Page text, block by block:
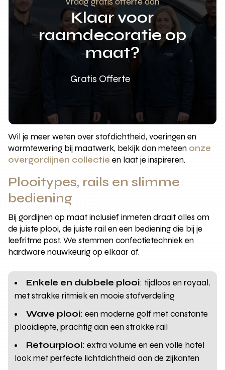
Klaar voor
raamdecoratie op
maat?
Gratis Offerte
Wil je meer weten over stofdichtheid, voeringen en
warmtewering bij maatwerk, bekijk dan meteen onze
overgordijnen collectie en laat je inspireren.
Plooitypes, rails en slimme
bediening
Bij gordijnen op maat inclusief inmeten draait alles om
de juiste plooi, de juiste rail en een bediening die bij je
leefritme past. We stemmen confectietechniek en
hardware nauwkeurig op elkaar af.
Enkele en dubbele plooi: tijdloos en royaal,
met strakke ritmiek en mooie stofverdeling
Wave plooi: een moderne golf met constante
plooidiepte, prachtig aan een strakke rail
Retourplooi: extra volume en een volle hotel
look met perfecte lichtdichtheid aan de zijkanten